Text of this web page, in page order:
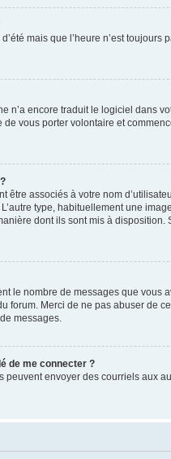
mais que l’heure n’est
n’a encore traduit le logiciel
vous porter volontaire et
associés à votre nom
type, habituellement une
dont ils sont mis à
le nombre de messages que
forum. Merci de ne pas abuser de
messages.
de me connecter ?
envoyer des courriels aux